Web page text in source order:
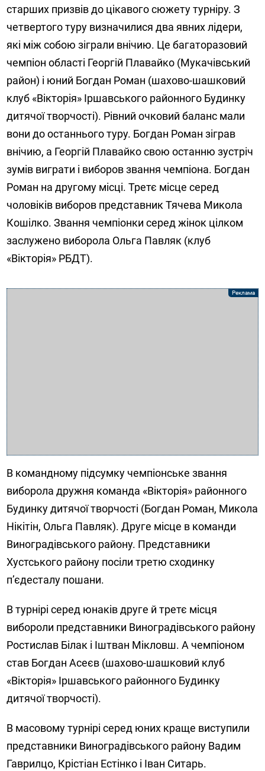
старших призвів до цікавого сюжету турніру. З
четвертого туру визначилися два явних лідери,
які між собою зіграли внічию. Це багаторазовий
чемпіон області Георгій Плавайко (Мукачівський
район) і юний Богдан Роман (шахово-шашковий
клуб «Вікторія» Іршавського районного Будинку
дитячої творчості). Рівний очковий баланс мали
вони до останнього туру. Богдан Роман зіграв
внічию, а Георгій Плавайко свою останню зустріч
зумів виграти і виборов звання чемпіона. Богдан
Роман на другому місці. Третє місце серед
чоловіків виборов представник Тячева Микола
Кошілко. Звання чемпіонки серед жінок цілком
заслужено виборола Ольга Павляк (клуб
«Вікторія» РБДТ).
В командному підсумку чемпіонське звання
виборола дружня команда «Вікторія» районного
Будинку дитячої творчості (Богдан Роман, Микола
Нікітін, Ольга Павляк). Друге місце в команди
Виноградівського району. Представники
Хустського району посіли третю сходинку
п’єдесталу пошани.
В турнірі серед юнаків друге й третє місця
вибороли представники Виноградівського району
Ростислав Білак і Іштван Мікловш. А чемпіоном
став Богдан Асеєв (шахово-шашковий клуб
«Вікторія» Іршавського районного Будинку
дитячої творчості).
В масовому турнірі серед юних краще виступили
представники Виноградівського району Вадим
Гаврилцо, Крістіан Естінко і Іван Ситарь.